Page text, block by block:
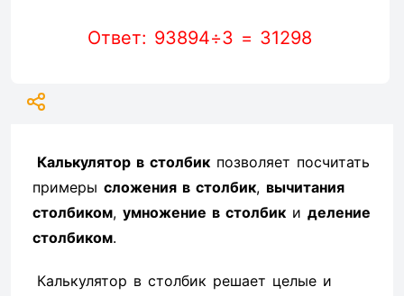
Ответ: 93894÷3 = 31298
Калькулятор в столбик позволяет посчитать
примеры сложения в столбик, вычитания
столбиком, умножение в столбик и деление
столбиком.
Калькулятор в столбик решает целые и